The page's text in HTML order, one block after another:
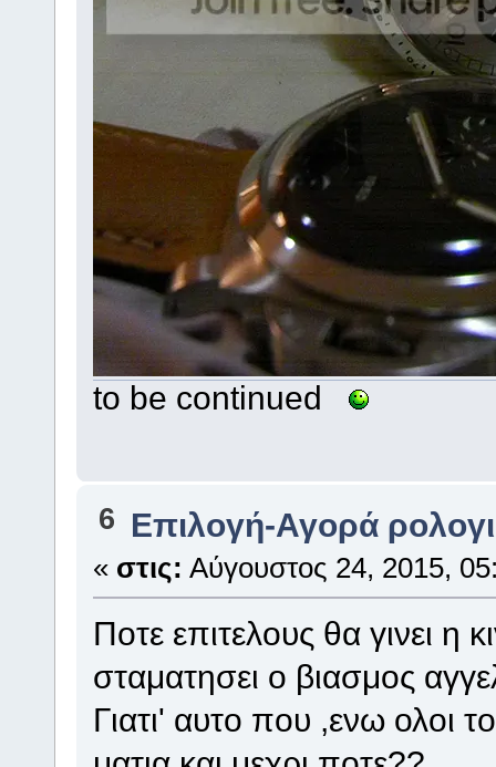
to be continued
6 Επιλογή-Αγορά
« στις: Αύγουστος 24, 2015,
Ποτε επιτελους θα γινει η
σταματησει ο βιασμος
Γιατι' αυτο που ,ενω ολοι